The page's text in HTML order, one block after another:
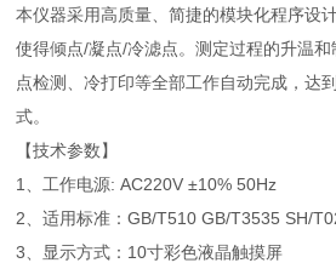
本仪器采用高质量、简捷的模块化程序设
使得倾点/凝点/冷滤点。测定过程的升温
点检测、冷打印等全部工作自动完成，达
式。
【技术参数】
1、工作电源: AC220V ±10% 50Hz
2、适用标准：GB/T510 GB/T3535 SH/
3、显示方式：10寸彩色液晶触摸屏